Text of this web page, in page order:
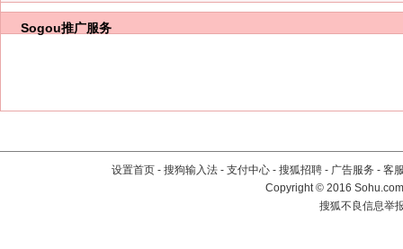
Sogou推广服务
设置首页 - 搜狗输入法 - 支付中心 - 搜狐招聘 - 广告服务 - 客
Copyright©2016
搜狐不良信息举